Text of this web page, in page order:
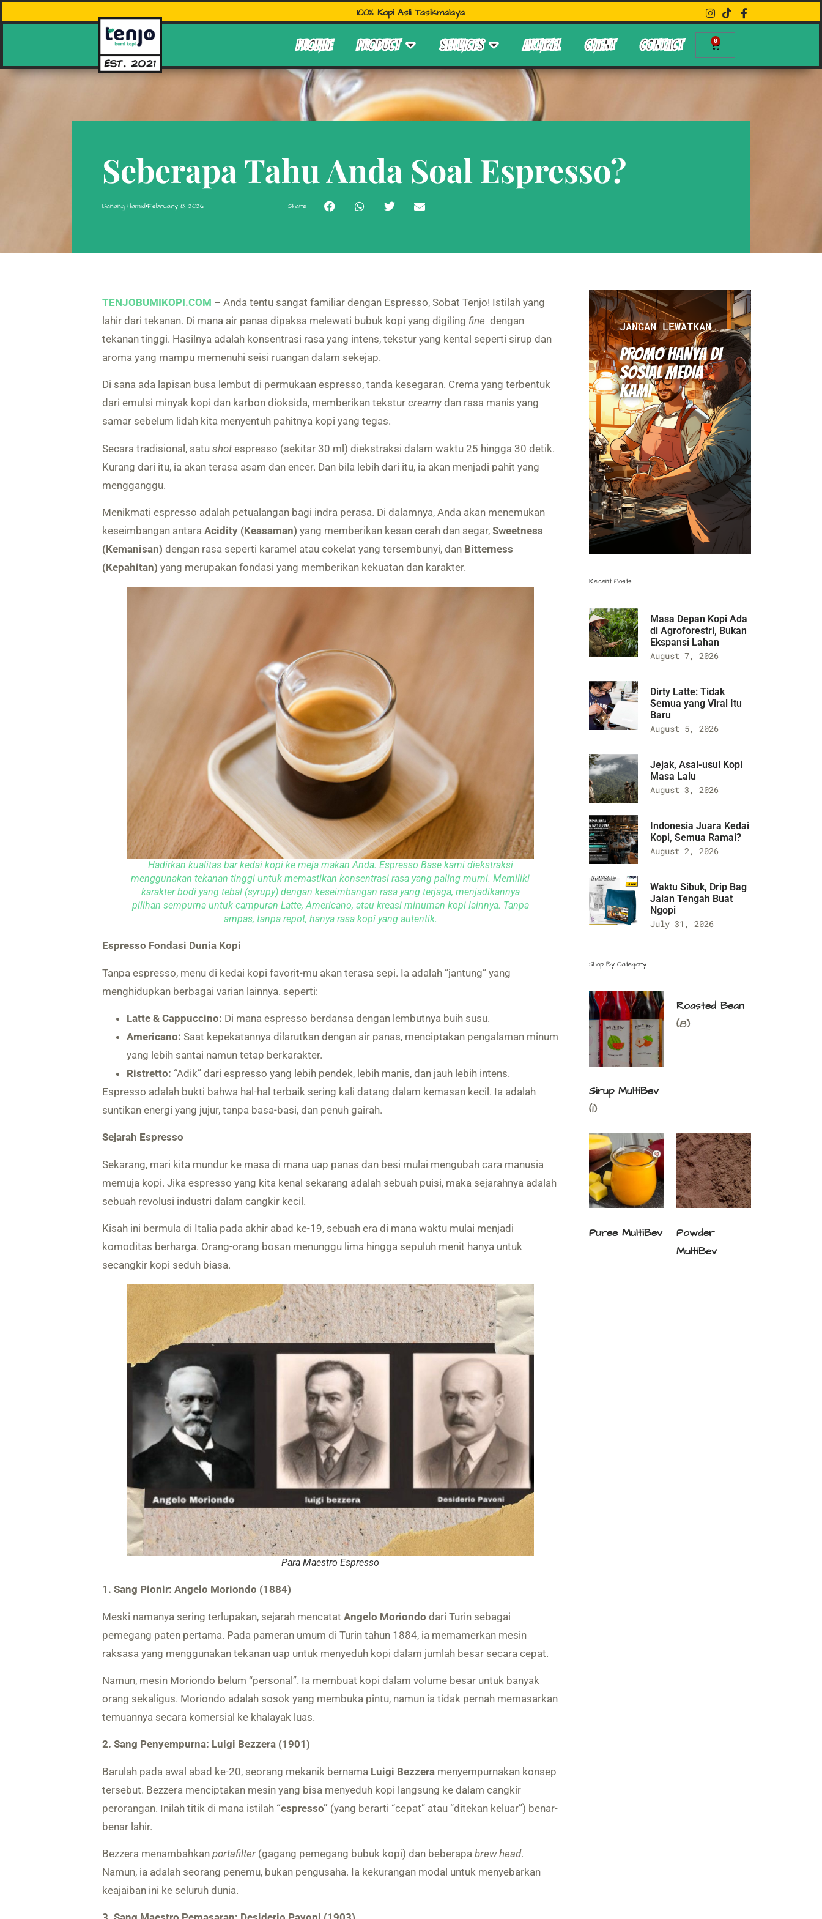
100% Kopi Asli Tasikmalaya
PROFILE PRODUCT SERVICES ARTIKEL CLIENT CONTACT 0
Seberapa Tahu Anda Soal Espresso?
Danang Hamid February 8, 2026 Share
TENJOBUMIKOPI.COM – Anda tentu sangat familiar dengan Espresso, Sobat Tenjo! Istilah yang
lahir dari tekanan. Di mana air panas dipaksa melewati bubuk kopi yang digiling fine dengan
tekanan tinggi. Hasilnya adalah konsentrasi rasa yang intens, tekstur yang kental seperti sirup dan
aroma yang mampu memenuhi seisi ruangan dalam sekejap.
Di sana ada lapisan busa lembut di permukaan espresso, tanda kesegaran. Crema yang terbentuk
dari emulsi minyak kopi dan karbon dioksida, memberikan tekstur creamy dan rasa manis yang
samar sebelum lidah kita menyentuh pahitnya kopi yang tegas.
Secara tradisional, satu shotespresso (sekitar 30 ml) diekstraksi dalam waktu 25 hingga 30 detik.
Kurang dari itu, ia akan terasa asam dan encer. Dan bila lebih dari itu, ia akan menjadi pahit yang
mengganggu.
Menikmati espresso adalah petualangan bagi indra perasa. Di dalamnya, Anda akan menemukan
keseimbangan antara Acidity (Keasaman) yang memberikan kesan cerah dan segar, Sweetness
(Kemanisan) dengan rasa seperti karamel atau cokelat yang tersembunyi, dan Bitterness
(Kepahitan) yang merupakan fondasi yang memberikan kekuatan dan karakter.
Hadirkan kualitas bar kedai kopi ke meja makan Anda. Espresso Base kami diekstraksi
menggunakan tekanan tinggi untuk memastikan konsentrasi rasa yang paling murni. Memiliki
karakter bodi yang tebal (syrupy) dengan keseimbangan rasa yang terjaga, menjadikannya
pilihan sempurna untuk campuran Latte, Americano, atau kreasi minuman kopi lainnya. Tanpa
ampas, tanpa repot, hanya rasa kopi yang autentik.
Espresso Fondasi Dunia Kopi
Tanpa espresso, menu di kedai kopi favorit-mu akan terasa sepi. Ia adalah “jantung” yang
menghidupkan berbagai varian lainnya. seperti:
Latte & Cappuccino: Di mana espresso berdansa dengan lembutnya buih susu.
Americano: Saat kepekatannya dilarutkan dengan air panas, menciptakan pengalaman minum
yang lebih santai namun tetap berkarakter.
Ristretto: “Adik” dari espresso yang lebih pendek, lebih manis, dan jauh lebih intens.
Espresso adalah bukti bahwa hal-hal terbaik sering kali datang dalam kemasan kecil. Ia adalah
suntikan energi yang jujur, tanpa basa-basi, dan penuh gairah.
Sejarah Espresso
Sekarang, mari kita mundur ke masa di mana uap panas dan besi mulai mengubah cara manusia
memuja kopi. Jika espresso yang kita kenal sekarang adalah sebuah puisi, maka sejarahnya adalah
sebuah revolusi industri dalam cangkir kecil.
Kisah ini bermula di Italia pada akhir abad ke-19, sebuah era di mana waktu mulai menjadi
komoditas berharga. Orang-orang bosan menunggu lima hingga sepuluh menit hanya untuk
secangkir kopi seduh biasa.
Para Maestro Espresso
1. Sang Pionir: Angelo Moriondo (1884)
Meski namanya sering terlupakan, sejarah mencatat Angelo Moriondo dari Turin sebagai
pemegang paten pertama. Pada pameran umum di Turin tahun 1884, ia memamerkan mesin
raksasa yang menggunakan tekanan uap untuk menyeduh kopi dalam jumlah besar secara cepat.
Namun, mesin Moriondo belum “personal”. Ia membuat kopi dalam volume besar untuk banyak
orang sekaligus. Moriondo adalah sosok yang membuka pintu, namun ia tidak pernah memasarkan
temuannya secara komersial ke khalayak luas.
2. Sang Penyempurna: Luigi Bezzera (1901)
Barulah pada awal abad ke-20, seorang mekanik bernama Luigi Bezzera menyempurnakan konsep
tersebut. Bezzera menciptakan mesin yang bisa menyeduh kopi langsung ke dalam cangkir
perorangan. Inilah titik di mana istilah “espresso” (yang berarti “cepat” atau “ditekan keluar”) benar-
benar lahir.
Bezzera menambahkan portafilter (gagang pemegang bubuk kopi) dan beberapa brew head.
Namun, ia adalah seorang penemu, bukan pengusaha. Ia kekurangan modal untuk menyebarkan
keajaiban ini ke seluruh dunia.
JANGAN LEWATKAN
PROMO HANYA DI
SOSIAL MEDIA
KAMI
Recent Posts
Masa Depan Kopi Ada
di Agroforestri, Bukan
Ekspansi Lahan
August 7, 2026
Dirty Latte: Tidak
Semua yang Viral Itu
Baru
August 5, 2026
Jejak, Asal-usul Kopi
Masa Lalu
August 3, 2026
Indonesia Juara Kedai
Kopi, Semua Ramai?
August 2, 2026
Waktu Sibuk, Drip Bag
Jalan Tengah Buat
Ngopi
July 31, 2026
Shop By Category
Sirup MultiBev
(1)
Roasted Bean
(8)
Puree MultiBev
Powder
MultiBev